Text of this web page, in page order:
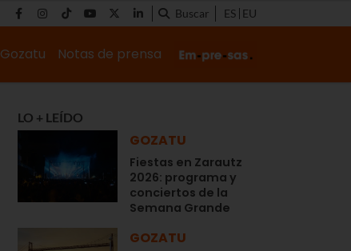
Buscar ES EU
Gozatu Notas de prensa
LO + LEÍDO
GOZATU
Fiestas en Zarautz
2026: programa y
conciertos de la
Semana Grande
GOZATU